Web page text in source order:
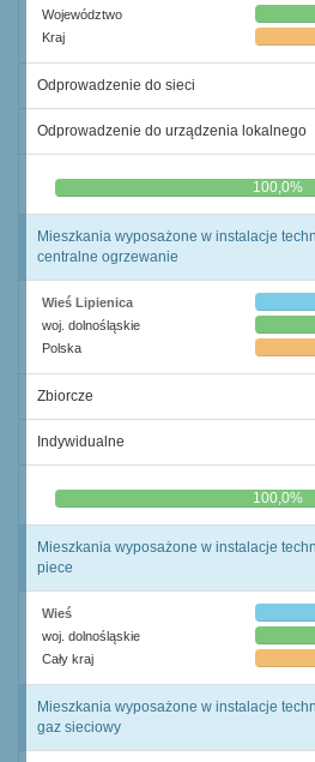
Województwo
Kraj
Odprowadzenie do sieci
Odprowadzenie do urządzenia lokalnego
0,0% 100,0%
Mieszkania wyposażone w instalacje
centralne ogrzewanie
Wieś Lipienica
woj. dolnośląskie
Polska
Zbiorcze
Indywidualne
0,0% 100,0%
Mieszkania wyposażone w instalacje
piece
Wieś
woj. dolnośląskie
Cały kraj
Mieszkania wyposażone w instalacje
gaz sieciowy